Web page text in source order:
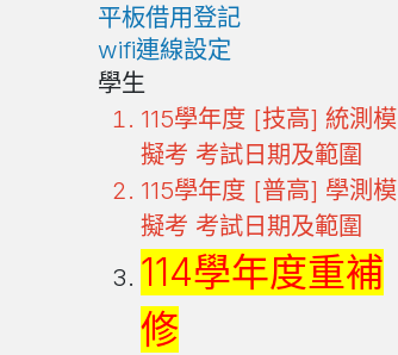
平板借用登記
wifi連線設定
學生
115學年度 [技高] 統測模
擬考 考試日期及範圍
115學年度 [普高] 學測模
擬考 考試日期及範圍
114學年度重補
修